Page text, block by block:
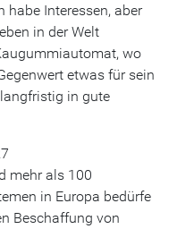
habe Interessen, aber
in der Welt
wo
etwas für sein
in gute
mehr als 100
in Europa bedürfe
Beschaffung von